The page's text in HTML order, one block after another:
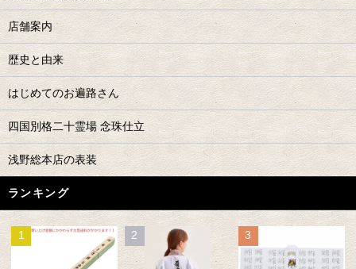
店舗案内
歴史と由来
はじめてのお遍路さん
四国別格二十霊場 念珠仕立
浅野総本店の表装
ランキング
1 2 3